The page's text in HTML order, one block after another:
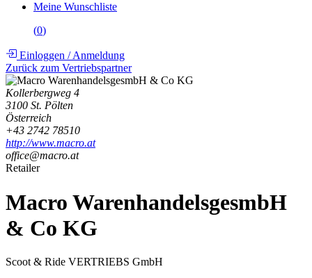
Meine Wunschliste
(0)
Einloggen /Anmeldung
Zurück zum Vertriebspartner
Kollerbergweg 4
3100 St. Pölten
Österreich
+43 2742 78510
http://www.macro.at
office@macro.at
Retailer
Macro WarenhandelsgesmbH
& Co KG
Scoot & Ride VERTRIEBS GmbH